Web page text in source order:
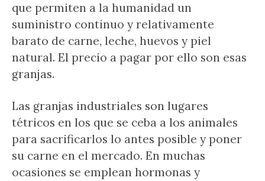
que permiten a la humanidad un
suministro continuo y relativamente
barato de carne, leche, huevos y piel
natural. El precio a pagar por ello son esas
granjas.
Las granjas industriales son lugares
tétricos en los que se ceba a los animales
para sacrificarlos lo antes posible y poner
su carne en el mercado. En muchas
ocasiones se emplean hormonas y